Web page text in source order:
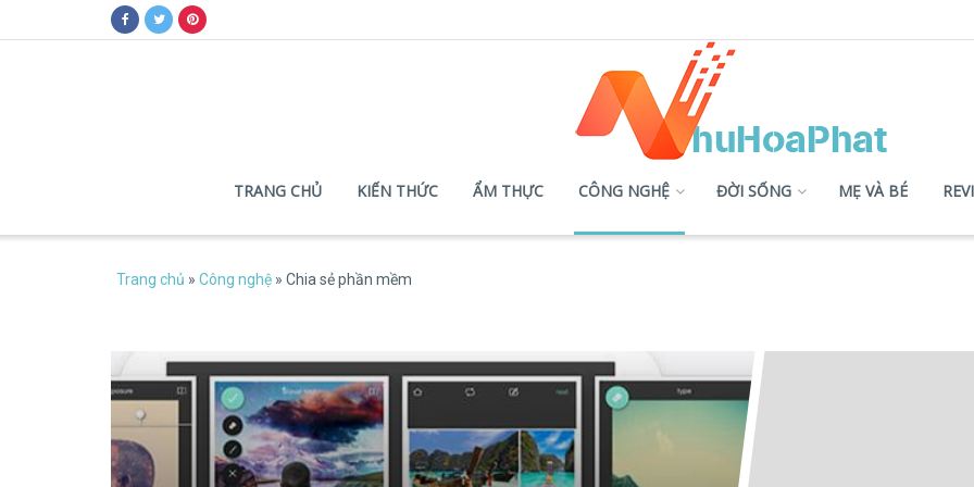
TRANG CHỦ KIẾN THỨC ẨM THỰC CÔNG NGHỆ ĐỜI SỐNG MẸ VÀ BÉ
Trang chủ » Công nghệ » Chia sẻ phần mềm